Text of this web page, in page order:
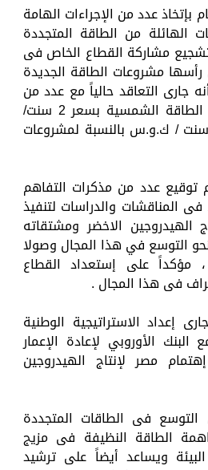
عدد من الإجراءات الهامة
الهائلة من الطاقة المتجددة
مشاركة القطاع الخاص فى
مشروعات الطاقة الجديدة
جارى التعاقد حالياً مع عدد من
المستثمرين لمشروعات الطاقة الشمسية بسعر 2 سنت/
ك.و.س، وكذا بسعر 3 سنت / ك.و.س بالنسبة لمشروعات
توقيع عدد من مذكرات التفاهم
المناقشات والدراسات لتنفيذ
الهيدروجين الاخضر ومشتقاته
التوسع في هذا المجال وصولا
، مؤكداً على إستعداد القطاع
فى هذا المجال .
إعداد الاستراتيجية الوطنية
البنك الأوروبي لإعادة الإعمار
مصر لإنتاج الهيدروجين
التوسع فى الطاقات المتجددة
الطاقة النظيفة فى مزيج
ويساعد أيضاً على ترشيد